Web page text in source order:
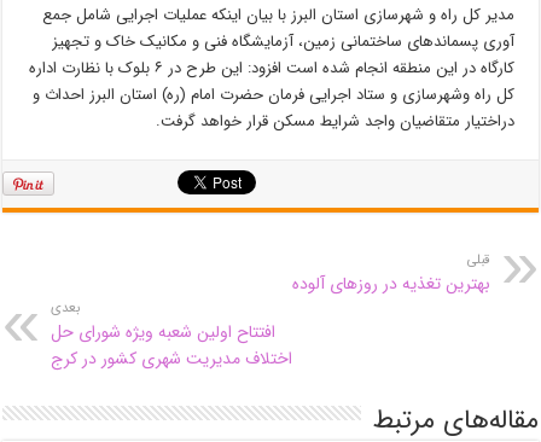
مدیر کل راه و شهرسازی استان البرز با بیان اینکه عملیات اجرایی شامل جمع
آوری پسماند‌های ساختمانی زمین، آزمایشگاه فنی و مکانیک خاک و تجهیز
کارگاه در این منطقه انجام شده است افزود: این طرح در ۶ بلوک با نظارت اداره
کل راه وشهرسازی و ستاد اجرایی فرمان حضرت امام (ره) استان البرز احداث و
دراختیار متقاضیان واجد شرایط مسکن قرار خواهد گرفت.
قبلی
بهترین تغذیه در روز‌های آلوده
بعدی
افتتاح اولین شعبه ویژه شورای حل
اختلاف مدیریت شهری کشور در کرج
مقاله‌های مرتبط